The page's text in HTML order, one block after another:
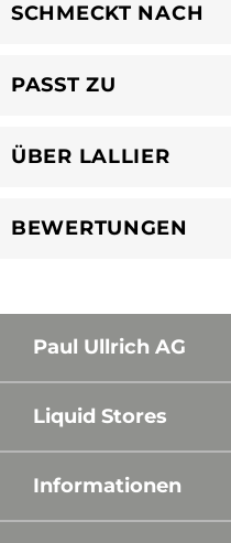
SCHMECKT NACH
PASST ZU
ÜBER LALLIER
BEWERTUNGEN
Paul Ullrich AG
Liquid Stores
Informationen